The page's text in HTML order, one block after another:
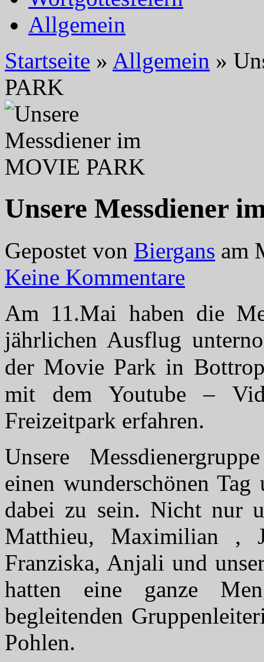
Allgemein
Startseite » Allgemein »
PARK
Unsere Messdiener
Gepostet von Biergans am
Keine Kommentare
Am 11.Mai haben die
jährlichen Ausflug
der Movie Park in
mit dem Youtube –
Freizeitpark erfahren.
Unsere
einen wunderschönen
dabei zu sein. Nicht nur
Matthieu, Maximilian ,
Franziska, Anjali und
hatten eine ganze
begleitenden
Pohlen.